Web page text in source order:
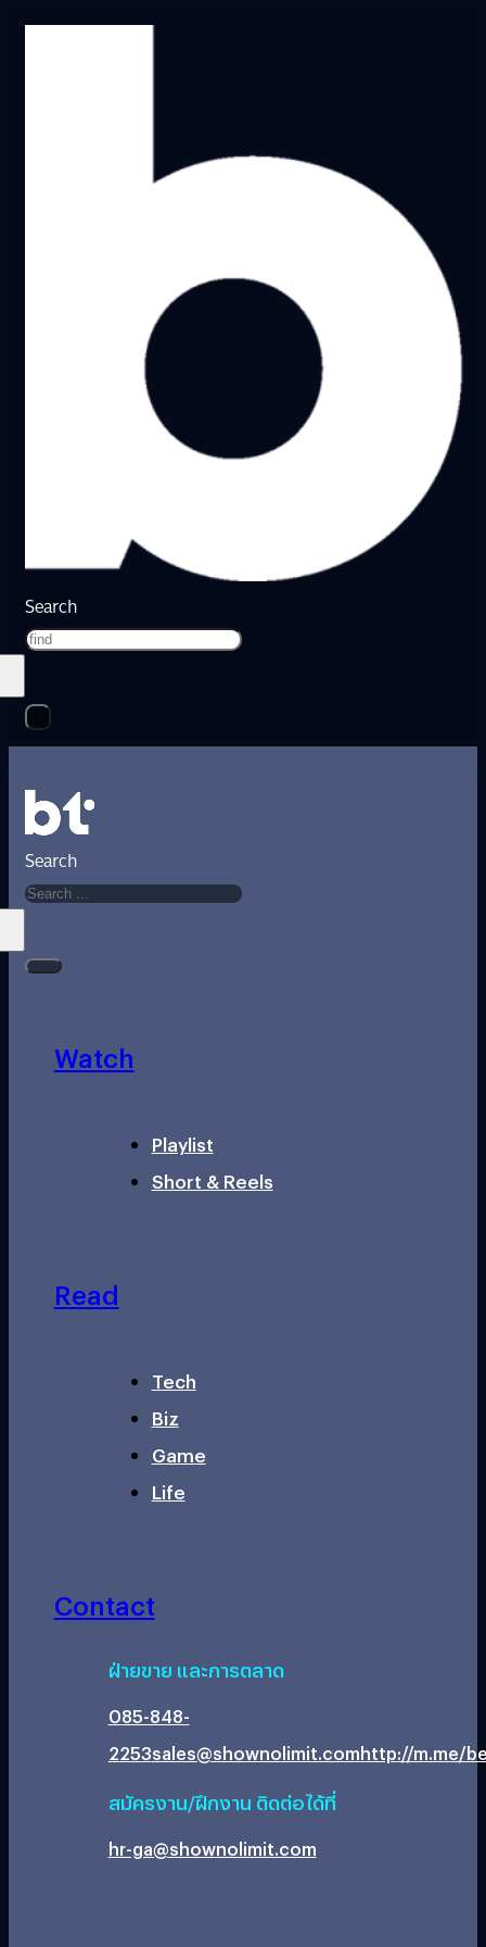
Search
Search
Watch
Playlist
Short & Reels
Read
Tech
Biz
Game
Life
Contact
ฝ่ายขาย และการตลาด
085-848-
2253sales@shownolimit.comhttp://m.me/
สมัครงาน/ฝึกงาน ติดต่อได้ที่
hr-ga@shownolimit.com